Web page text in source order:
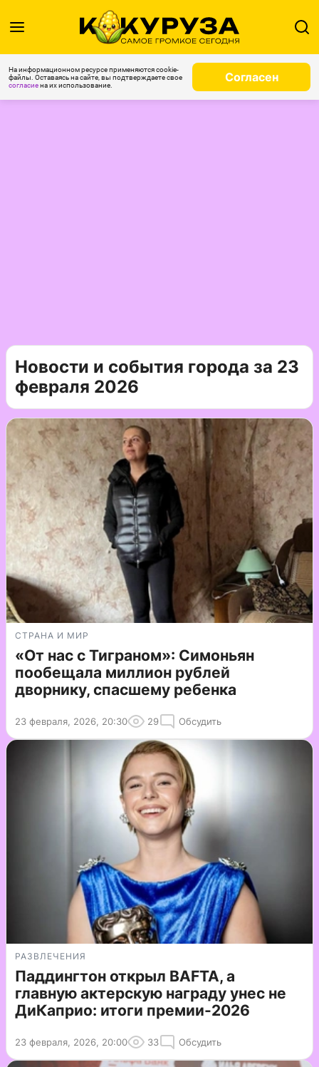
На информационном ресурсе применяются cookie-
файлы. Оставаясь на сайте, вы подтверждаете свое
согласиена их использование.
Согласен
Новости и события города за 23
февраля 2026
СТРАНА И МИР
«От нас с Тиграном»: Симоньян
пообещала миллион рублей
дворнику, спасшему ребенка
23 февраля, 2026, 20:30 29 Обсудить
РАЗВЛЕЧЕНИЯ
Паддингтон открыл BAFTA, а
главную актерскую награду унес не
ДиКаприо: итоги премии-2026
23 февраля, 2026, 20:00 33 Обсудить